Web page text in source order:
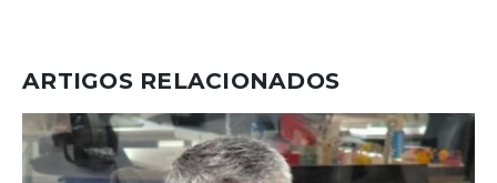
ARTIGOS RELACIONADOS